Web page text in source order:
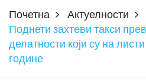
Почетна Актуелности
Поднети захтеви такси
делатности који су на
године